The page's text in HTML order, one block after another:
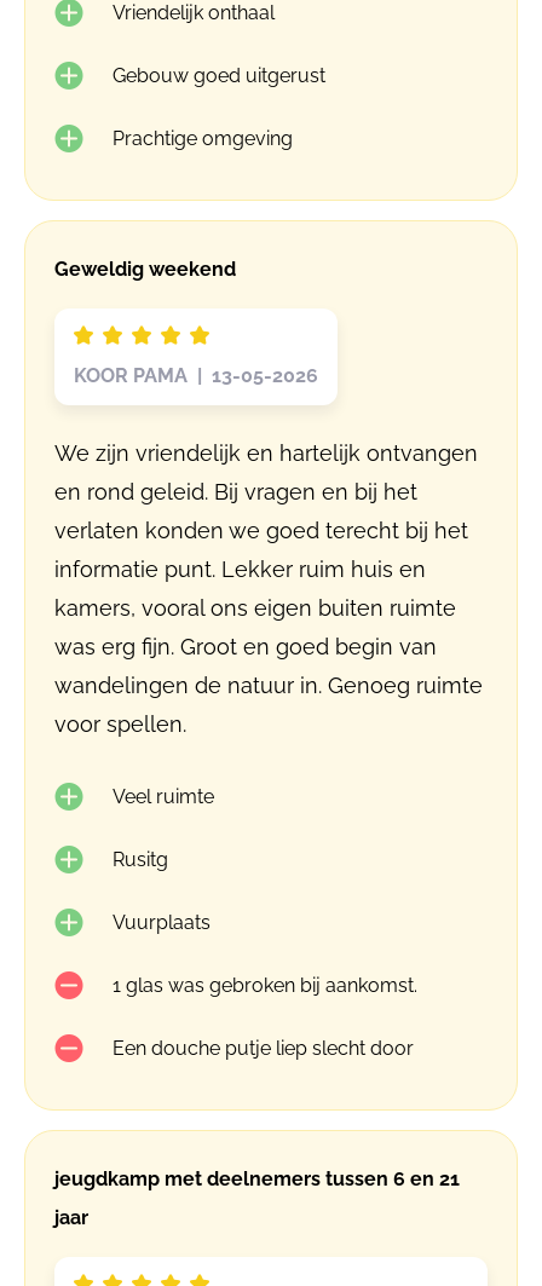
Vriendelijk onthaal
Gebouw goed uitgerust
Prachtige omgeving
Geweldig weekend
KOOR PAMA | 13-05-2026
We zijn vriendelijk en hartelijk ontvangen
en rond geleid. Bij vragen en bij het
verlaten konden we goed terecht bij het
informatie punt. Lekker ruim huis en
kamers, vooral ons eigen buiten ruimte
was erg fijn. Groot en goed begin van
wandelingen de natuur in. Genoeg ruimte
voor spellen.
Veel ruimte
Rusitg
Vuurplaats
1 glas was gebroken bij aankomst.
Een douche putje liep slecht door
jeugdkamp met deelnemers tussen 6 en 21
jaar